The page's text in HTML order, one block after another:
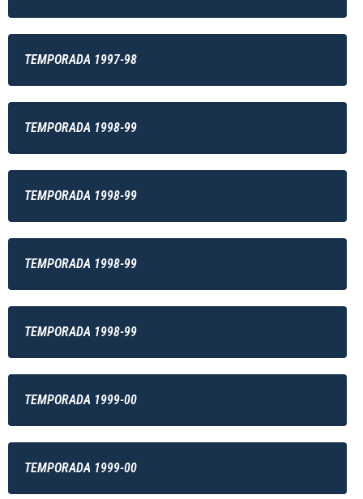
TEMPORADA 1997-98
TEMPORADA 1998-99
TEMPORADA 1998-99
TEMPORADA 1998-99
TEMPORADA 1998-99
TEMPORADA 1999-00
TEMPORADA 1999-00